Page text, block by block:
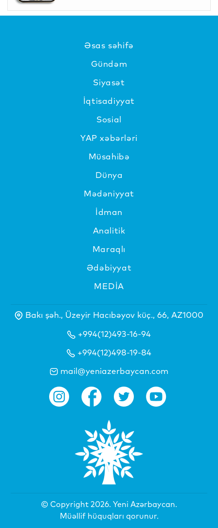
Əsas səhifə
Gündəm
Siyasət
İqtisadiyyat
Sosial
YAP xəbərləri
Müsahibə
Dünya
Mədəniyyat
İdman
Analitik
Maraqlı
Ədəbiyyat
MEDİA
Bakı şəh., Üzeyir Hacıbəyov küç., 66, AZ1000
+994(12)493-16-94
+994(12)498-19-84
mail@yeniazerbaycan.com
© Copyright 2026. Yeni Azərbaycan.
Müəllif hüquqları qorunur.